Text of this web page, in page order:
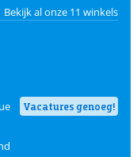
Bekijk al onze 11 winkels
Vacatures genoeg!